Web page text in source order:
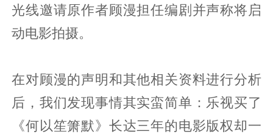
光线邀请原作者顾漫担任编剧并声称将启
动电影拍摄。
在对顾漫的声明和其他相关资料进行分析
后，我们发现事情其实蛮简单：乐视买了
《何以笙箫默》长达三年的电影版权却一